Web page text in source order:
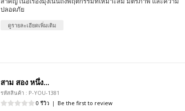
ปลอดภัย
ดูรายละเอียดเพิ่มเติม
สาม สอง หนึ่ง...
รหัสสินค้า : P-YOU-1381
0 รีวิว | Be the first to review